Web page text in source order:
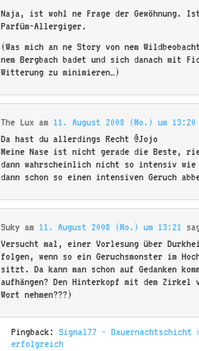
Naja, ist wohl ne Frage der
Parfüm-Allergiger.
(Was mich an ne Story von nem
nem Bergbach badet und sich danach mit
Witterung zu minimieren…)
The Lux am 11. August 2008 (Mo.) um 13:20
Da hast du allerdings Recht @Jojo
Meine Nase ist nicht gerade die Beste,
dann wahrscheinlich nicht so intensiv wie
dann schon so einen intensiven Geruch
Suky am 11. August 2008 (Mo.) um 13:21
Versucht mal, einer Vorlesung über
folgen, wenn so ein Geruchsmonster im
sitzt. Da kann man schon auf Gedanken
aufhängen? Den Hinterkopf mit dem Zirkel
Wort nehmen???)
Pingback:Signal77 - Dauernachtschicht
erfolgreich